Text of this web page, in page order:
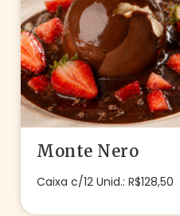
Monte Nero
Caixa c/12 Unid.: R$128,50